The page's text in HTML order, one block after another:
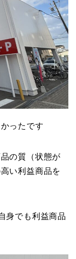
ったです
の質（状態が
い利益商品を
身でも利益商品